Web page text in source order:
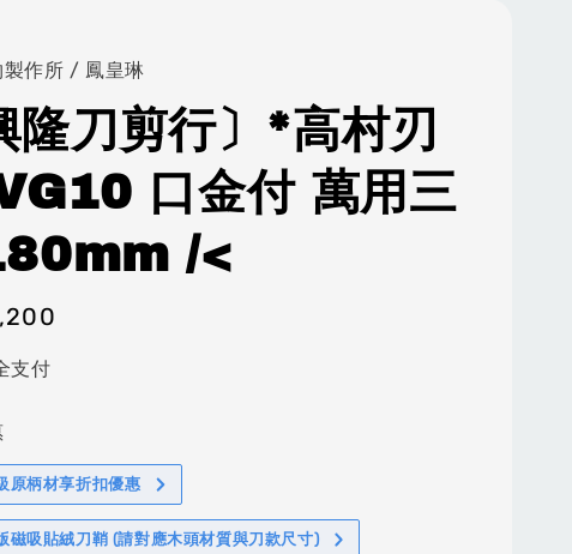
製作所 / 鳳皇琳
隆刀剪行〕*高村刃
口金付 萬用三
/<
支付
原柄材享折扣優惠
磁吸貼絨刀鞘 (請對應木頭材質與刀款尺寸)